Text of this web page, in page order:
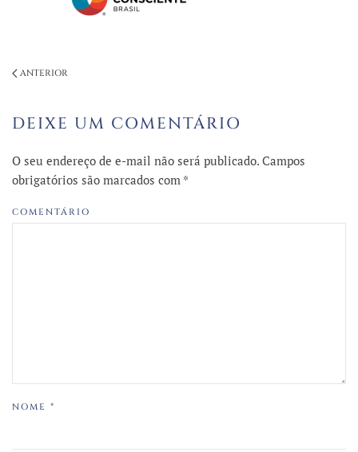
ANTERIOR
DEIXE UM COMENTÁRIO
O seu endereço de e-mail não será publicado. Campos
obrigatórios são marcados com *
COMENTÁRIO
NOME *